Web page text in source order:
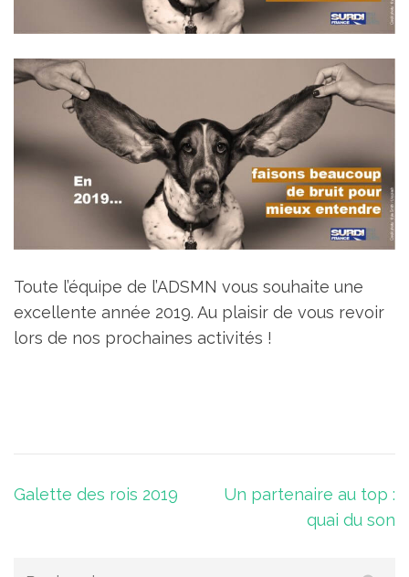
Toute l’équipe de l’ADSMN vous souhaite une
excellente année 2019. Au plaisir de vous revoir
lors de nos prochaines activités !
Navigation
l’article
Galette des rois 2019
Un partenaire au top :
quai du son